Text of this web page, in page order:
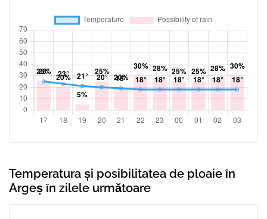
Temperatura și posibilitatea de ploaie în
Argeș în zilele următoare